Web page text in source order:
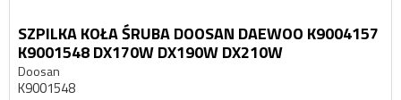
SZPILKA KOŁA ŚRUBA DOOSAN DAEWOO K9004157
K9001548 DX170W DX190W DX210W
Doosan
K9001548